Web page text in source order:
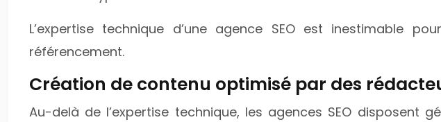
L’expertise technique d’une agence SEO est inestimable
référencement.
Création de contenu optimisé par des
Au-delà de l’expertise technique, les agences SEO disposent